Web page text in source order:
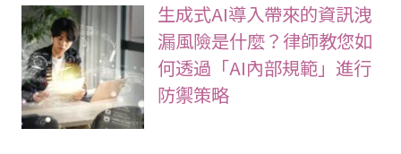
生成式AI導入帶來的資訊洩
漏風險是什麼？律師教您如
何透過「AI內部規範」進行
防禦策略